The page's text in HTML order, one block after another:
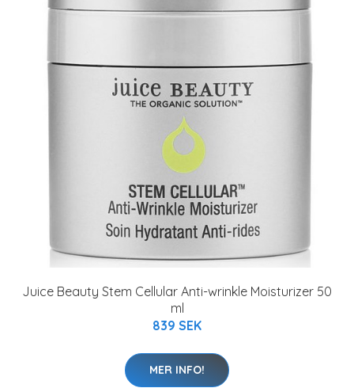
Juice Beauty Stem Cellular Anti-wrinkle Moisturizer 50
ml
839 SEK
MER INFO!